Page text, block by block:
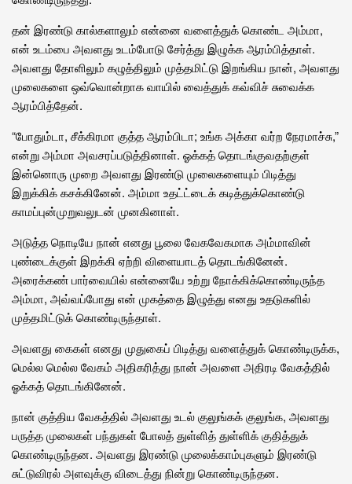
தன் இரண்டு கால்களாலும் என்னை வளைத்துக் கொண்ட அம்மா,
என் உடம்பை அவளது உடம்போடு சேர்த்து இழுக்க ஆரம்பித்தாள்.
அவளது தோளிலும் கழுத்திலும் முத்தமிட்டு இறங்கிய நான், அவளது
முலைகளை ஒவ்வொன்றாக வாயில் வைத்துக் கவ்விச் சுவைக்க
ஆரம்பித்தேன்.
“போதும்டா, சீக்கிரமா குத்த ஆரம்பிடா; உங்க அக்கா வர்ற நேரமாச்சு,”
என்று அம்மா அவசரப்படுத்தினாள். ஓக்கத் தொடங்குவதற்குள்
இன்னொரு முறை அவளது இரண்டு முலைகளையும் பிடித்து
இறுக்கிக் கசக்கினேன். அம்மா உதட்ட்டைக் கடித்துக்கொண்டு
காமப்புன்முறுவலுடன் முனகினாள்.
அடுத்த நொடியே நான் எனது பூலை வேகவேகமாக அம்மாவின்
புண்டைக்குள் இறக்கி ஏற்றி விளையாடத் தொடங்கினேன்.
அரைக்கண் பார்வையில் என்னையே உற்று நோக்கிக்கொண்டிருந்த
அம்மா, அவ்வப்போது என் முகத்தை இழுத்து எனது உதடுகளில்
முத்தமிட்டுக் கொண்டிருந்தாள்.
அவளது கைகள் எனது முதுகைப் பிடித்து வளைத்துக் கொண்டிருக்க,
மெல்ல மெல்ல வேகம் அதிகரித்து நான் அவளை அதிரடி வேகத்தில்
ஓக்கத் தொடங்கினேன்.
நான் குத்திய வேகத்தில் அவளது உடல் குலுங்கக் குலுங்க, அவளது
பருத்த முலைகள் பந்துகள் போலத் துள்ளித் துள்ளிக் குதித்துக்
கொண்டிருந்தன. அவளது இரண்டு முலைக்காம்புகளும் இரண்டு
சுட்டுவிரல் அளவுக்கு விடைத்து நின்று கொண்டிருந்தன.